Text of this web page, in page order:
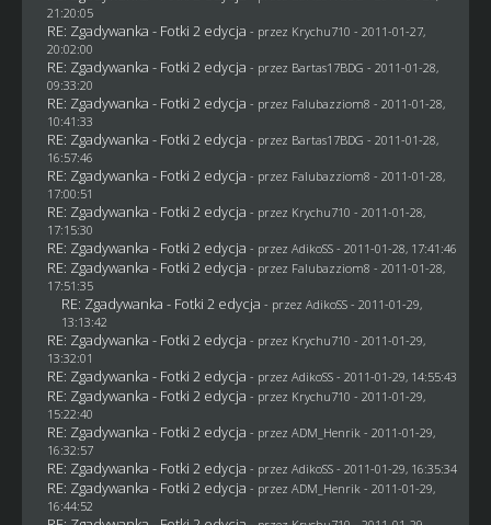
21:20:05
RE: Zgadywanka - Fotki 2 edycja - przez Krychu710 - 2011-01-27,
20:02:00
RE: Zgadywanka - Fotki 2 edycja - przez Bartas17BDG - 2011-01-28,
09:33:20
RE: Zgadywanka - Fotki 2 edycja - przez Falubazziom8 - 2011-01-28,
10:41:33
RE: Zgadywanka - Fotki 2 edycja - przez Bartas17BDG - 2011-01-28,
16:57:46
RE: Zgadywanka - Fotki 2 edycja - przez Falubazziom8 - 2011-01-28,
17:00:51
RE: Zgadywanka - Fotki 2 edycja - przez Krychu710 - 2011-01-28,
17:15:30
RE: Zgadywanka - Fotki 2 edycja - przez AdikoSS - 2011-01-28, 17:41:46
RE: Zgadywanka - Fotki 2 edycja - przez Falubazziom8 - 2011-01-28,
17:51:35
RE: Zgadywanka - Fotki 2 edycja - przez AdikoSS - 2011-01-29,
13:13:42
RE: Zgadywanka - Fotki 2 edycja - przez Krychu710 - 2011-01-29,
13:32:01
RE: Zgadywanka - Fotki 2 edycja - przez AdikoSS - 2011-01-29, 14:55:43
RE: Zgadywanka - Fotki 2 edycja - przez Krychu710 - 2011-01-29,
15:22:40
RE: Zgadywanka - Fotki 2 edycja - przez ADM_Henrik - 2011-01-29,
16:32:57
RE: Zgadywanka - Fotki 2 edycja - przez AdikoSS - 2011-01-29, 16:35:34
RE: Zgadywanka - Fotki 2 edycja - przez ADM_Henrik - 2011-01-29,
16:44:52